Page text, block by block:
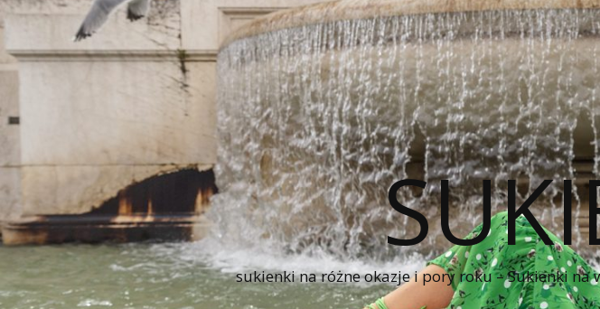
sukienki na różne okazje i pory roku – Sukienki na